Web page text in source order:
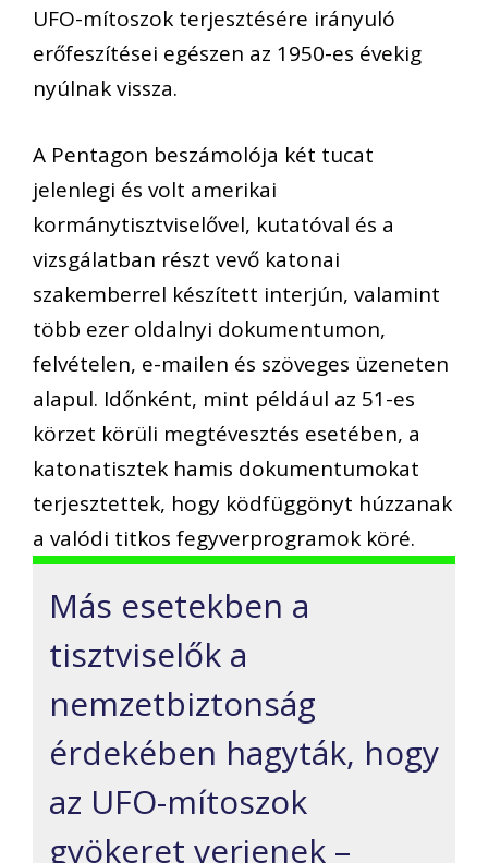
UFO-mítoszok terjesztésére irányuló
erőfeszítései egészen az 1950-es évekig
nyúlnak vissza.
A Pentagon beszámolója két tucat
jelenlegi és volt amerikai
kormánytisztviselővel, kutatóval és a
vizsgálatban részt vevő katonai
szakemberrel készített interjún, valamint
több ezer oldalnyi dokumentumon,
felvételen, e-mailen és szöveges üzeneten
alapul. Időnként, mint például az 51-es
körzet körüli megtévesztés esetében, a
katonatisztek hamis dokumentumokat
terjesztettek, hogy ködfüggönyt húzzanak
a valódi titkos fegyverprogramok köré.
Más esetekben a
tisztviselők a
nemzetbiztonság
érdekében hagyták, hogy
az UFO-mítoszok
gyökeret verjenek –